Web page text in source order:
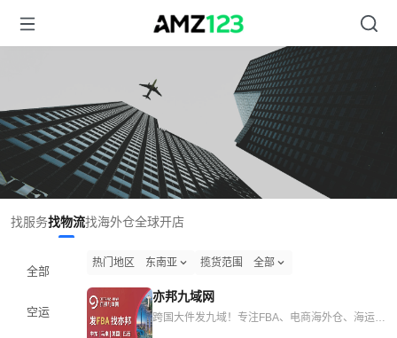
找服务找物流找海外仓全球开店
全部
空运
热门地区 东南亚 揽货范围 全部
亦邦九域网
跨国大件发九域！专注FBA、电商海外仓、海运拼